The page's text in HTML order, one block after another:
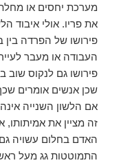
מערכת יחסים או
את פריו. אולי איבוד
פירושו של הפרדה בין
העבודה או מעבר
פירושו גם לנקוס שוב
שכן אנשים אומרים
אם הלשון השנייה
זה מציין את
האדם בחלום עשויה
התמוטטות גג מעל